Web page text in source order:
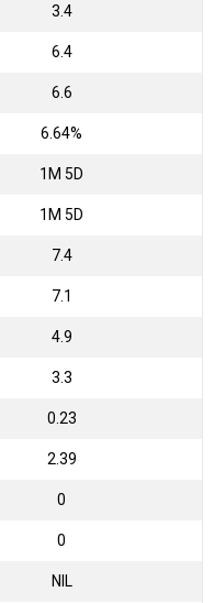
3.4
6.4
6.6
6.64%
1M 5D
1M 5D
7.4
7.1
4.9
3.3
0.23
2.39
0
0
NIL